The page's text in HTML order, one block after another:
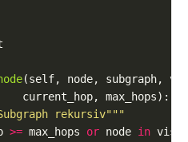
rekursiv"""
>= max_hops or node in